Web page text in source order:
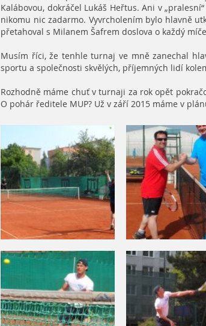
Kalábovou, dokráčel Lukáš Heřtus. Ani v
nikomu nic zadarmo. Vyvrcholením bylo hlavně
přetahoval s Milanem Šafrem doslova o každý
Musím říci, že tenhle turnaj ve mně zanechal
sportu a společnosti skvělých, příjemných lidí
Rozhodně máme chuť v turnaji za rok opět
O pohár ředitele MUP? Už v září 2015 máme v